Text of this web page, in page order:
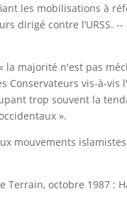
les mobilisations à
dirigé contre l’URSS. --
majorité n'est pas
vis-à-vis
trop souvent la
».
mouvements
octobre 1987 :